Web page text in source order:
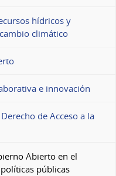
hídricos y
climático
e innovación
de Acceso a la
Abierto en el
públicas